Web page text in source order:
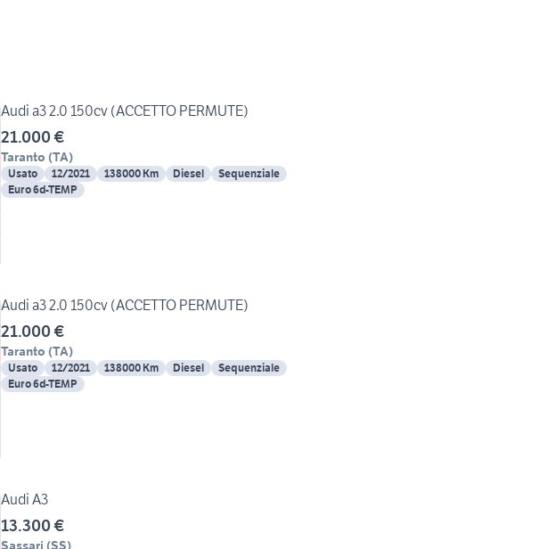
Audi a3 2.0 150cv (ACCETTO PERMUTE)
21.000 €
Taranto (TA)
Usato 12/2021 138000 Km Diesel
Sequenziale
Euro 6d-TEMP
Audi a3 2.0 150cv (ACCETTO PERMUTE)
21.000 €
Taranto (TA)
Usato 12/2021 138000 Km Diesel
Sequenziale
Euro 6d-TEMP
Audi A3
13.300 €
Sassari (SS)